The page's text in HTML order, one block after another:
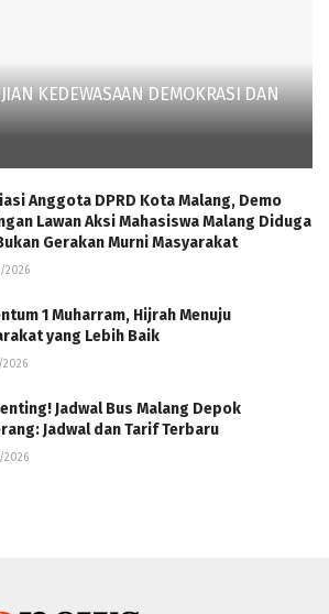
KEDEWASAAN DEMOKRASI DAN
Anggota DPRD Kota Malang, Demo
Lawan Aksi Mahasiswa Malang Diduga
Gerakan Murni Masyarakat
2026
1 Muharram, Hijrah Menuju
yang Lebih Baik
Jadwal Bus Malang Depok
Jadwal dan Tarif Terbaru
2026